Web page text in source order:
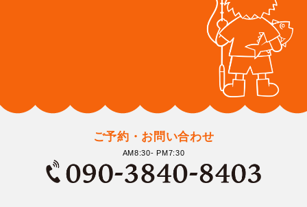
ご予約・お問い合わせ
AM8:30- PM7:30